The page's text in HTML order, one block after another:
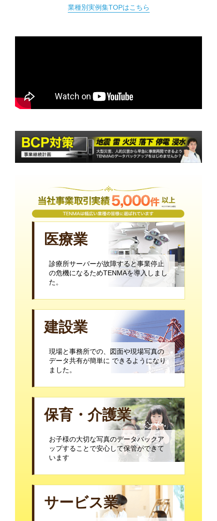
業種別実例集TOPはこちら
医療業
診療所サーバーが故障すると事業停止
の危機になるためTENMAを導入しまし
た。
建設業
現場と事務所での、図面や現場写真の
データ共有が簡単に できるようになり
ました。
保育・介護業
お子様の大切な写真のデータバックア
ップすることで安心して保管ができて
います
サービス業